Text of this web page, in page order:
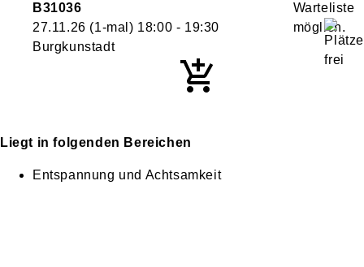
B31036
27.11.26 (1-mal) 18:00 - 19:30
Burgkunstadt
Liegt in folgenden Bereichen
Entspannung und Achtsamkeit